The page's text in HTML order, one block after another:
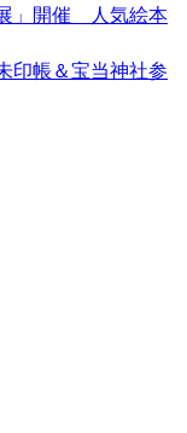
」開催 人気絵本
印帳＆宝当神社参